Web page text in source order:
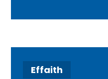
chreu cyfleoedd
Effaith